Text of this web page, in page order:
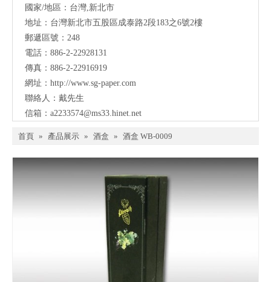
國家/地區：台灣,新北市
地址：台灣新北市五股區成泰路2段183之6號2樓
郵遞區號：248
電話：886-2-22928131
傳真：886-2-22916919
網址： http://www.sg-paper.com
聯絡人：戴先生
信箱： a2233574@ms33.hinet.net
首頁 » 產品展示 » 酒盒 » 酒盒 WB-0009